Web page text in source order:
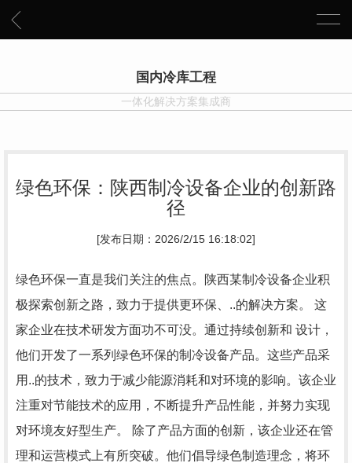
国内冷库工程
一体化解决方案集成商
绿色环保：陕西制冷设备企业的创新路
径
[发布日期：2026/2/15 16:18:02]
绿色环保一直是我们关注的焦点。陕西某制冷设备企业积
极探索创新之路，致力于提供更环保、..的解决方案。 这
家企业在技术研发方面功不可没。通过持续创新和 设计，
他们开发了一系列绿色环保的制冷设备产品。这些产品采
用..的技术，致力于减少能源消耗和对环境的影响。该企业
注重对节能技术的应用，不断提升产品性能，并努力实现
对环境友好型生产。 除了产品方面的创新，该企业还在管
理和运营模式上有所突破。他们倡导绿色制造理念，将环